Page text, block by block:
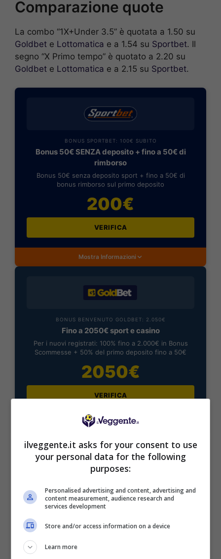
Comparazione quote
La combo “1X+Under 3.5” è quotata a 1.50 su
Goldbet e Lottomatica e a 1.54 su Sportbet. Il
segno “X Primo tempo” è quotato a 2.20 su
Goldbet e Lottomatica e a 2.15 su Sportbet.
BONUS SPORTBET: 100€ SUBITO
Bonus 50€ SENZA deposito + fino a 50€ di
rimborso
Bonus 50€ senza deposito sport + fino a 50€ di
bonus rimborso sul primo deposito
200€
VERIFICA
Mostra Informazioni
BONUS BENVENUTO GOLDBET: 2.050€
Fino a 2050€ sport e casino
Per i nuovi registrati: 100% fino a 2.000€ in Bonus
Scommesse + 50% del primo deposito fino a 50€
2050€
VERIFICA
Mostra Informazioni
BONUS BENVENUTO LOTTOMATICA: 2050€
Fino a 2050€ bonus scommesse e sport
Per i nuovi utenti della piattaforma: 100% fino a 50€ in
Bonus Scommesse + 100% fino a 2000€ in Bonus
Sport
ilveggente.it asks for your consent to use
your personal data for the following
purposes:
Personalised advertising and content, advertising and
content measurement, audience research and
services development
Store and/or access information on a device
Learn more